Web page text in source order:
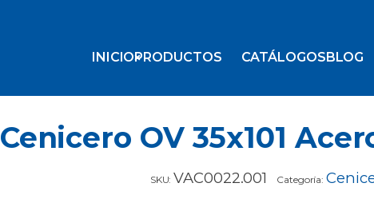
INICIOPRODUCTOS CATÁLOGOSBLOG
Cenicero OV 35x101
SKU: VAC0022.001 Categoría: